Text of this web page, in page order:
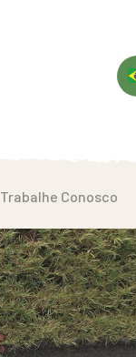
Trabalhe Conosco